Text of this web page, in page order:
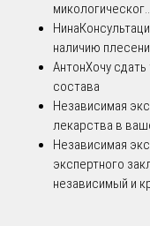
Нина
наличию
АнтонХочу
состава
Независимая
лекарства в
Независимая
экспертного
независимый и